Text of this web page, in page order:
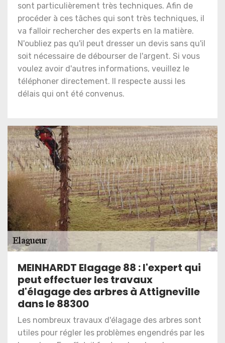
sont particulièrement très techniques. Afin de
procéder à ces tâches qui sont très techniques, il
va falloir rechercher des experts en la matière.
N'oubliez pas qu'il peut dresser un devis sans qu'il
soit nécessaire de débourser de l'argent. Si vous
voulez avoir d'autres informations, veuillez le
téléphoner directement. Il respecte aussi les
délais qui ont été convenus.
MEINHARDT Elagage 88 : l'expert qui
peut effectuer les travaux
d'élagage des arbres à Attigneville
dans le 88300
Les nombreux travaux d'élagage des arbres sont
utiles pour régler les problèmes engendrés par les